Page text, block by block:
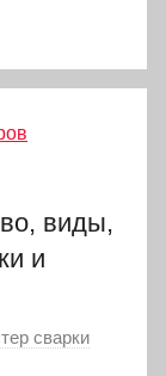
виды,
и
сварки